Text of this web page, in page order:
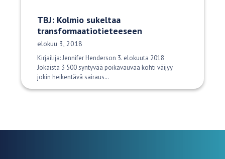
TBJ: Kolmio sukeltaa
transformaatiotieteeseen
Julkaisupäivä:
elokuu 3, 2018
Kirjailija: Jennifer Henderson 3. elokuuta 2018
Jokaista 3 500 syntyvää poikavauvaa kohti väijyy
jokin heikentävä sairaus…